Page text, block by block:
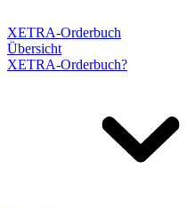
XETRA-Orderbuch
Übersicht
XETRA-Orderbuch?